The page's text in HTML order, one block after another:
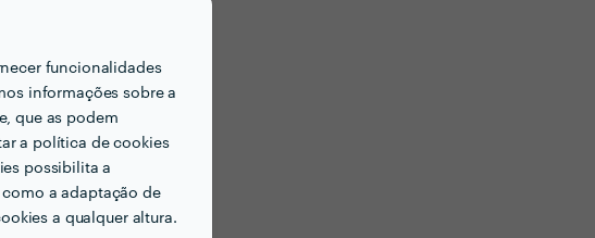
funcionalidades
informações sobre a
que as podem
a política de cookies
possibilita a
a adaptação de
a qualquer altura.